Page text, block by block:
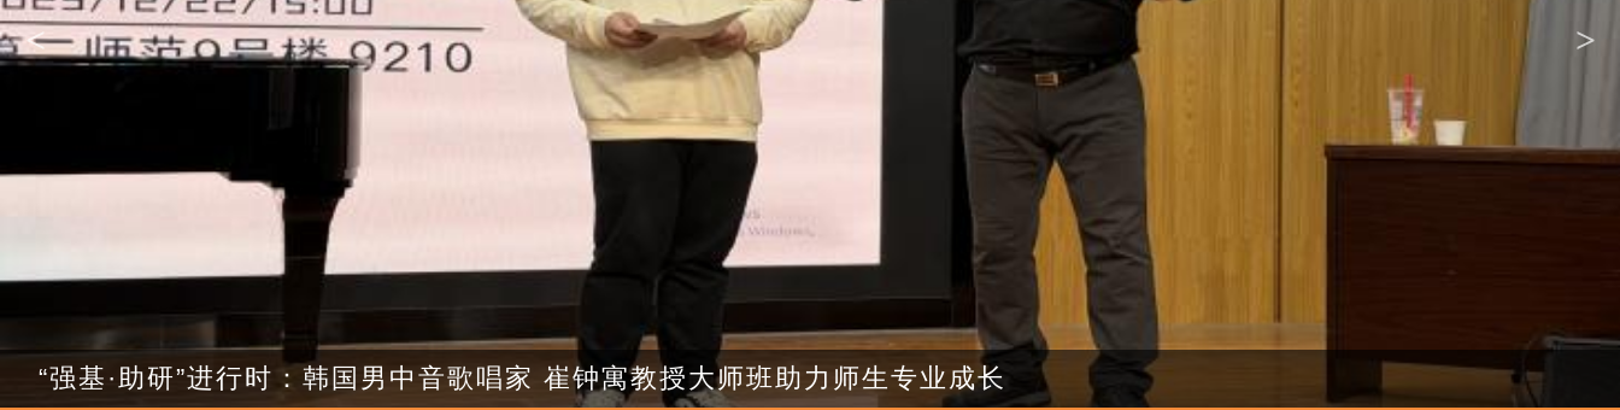
< >
“强基·助研”进行时：韩国男中音歌唱家 崔钟寓教授大师班助力师生专业成长